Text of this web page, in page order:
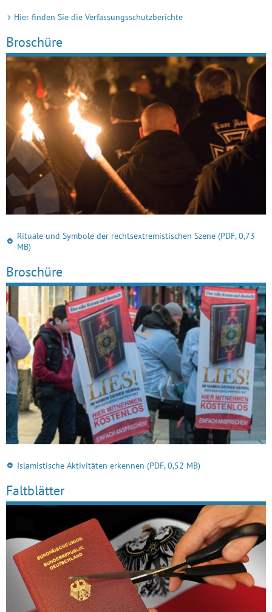
Hier finden Sie die Verfassungsschutzberichte
Broschüre
Rituale und Symbole der rechtsextremistischen Szene (PDF, 0,73
MB)
Broschüre
Islamistische Aktivitäten erkennen (PDF, 0,52 MB)
Faltblätter